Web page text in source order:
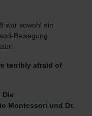
war sowohl ein
Bewegung
terribly afraid of
Die
Montessori und Dr.